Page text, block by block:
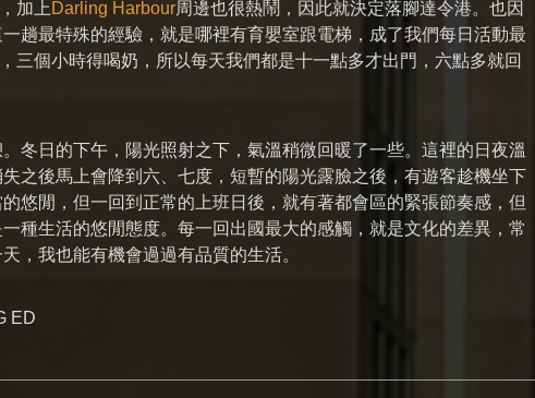
加上 Darling Harbour周邊也很熱鬧，因此就決定落腳達令港。也因
趟最特殊的經驗，就是哪裡有育嬰室跟電梯，成了我們每日活動最
三個小時得喝奶，所以每天我們都是十一點多才出門，六點多就回
冬日的下午，陽光照射之下，氣溫稍微回暖了一些。這裡的日夜溫
之後馬上會降到六、七度，短暫的陽光露臉之後，有遊客趁機坐下
悠閒，但一回到正常的上班日後，就有著都會區的緊張節奏感，但
種生活的悠閒態度。每一回出國最大的感觸，就是文化的差異，常
，我也能有機會過過有品質的生活。
ED